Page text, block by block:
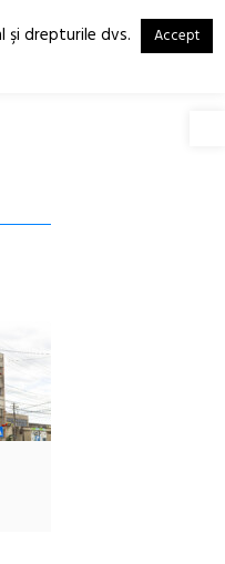
EN
Cinemascop
şi drepturile dvs. Accept